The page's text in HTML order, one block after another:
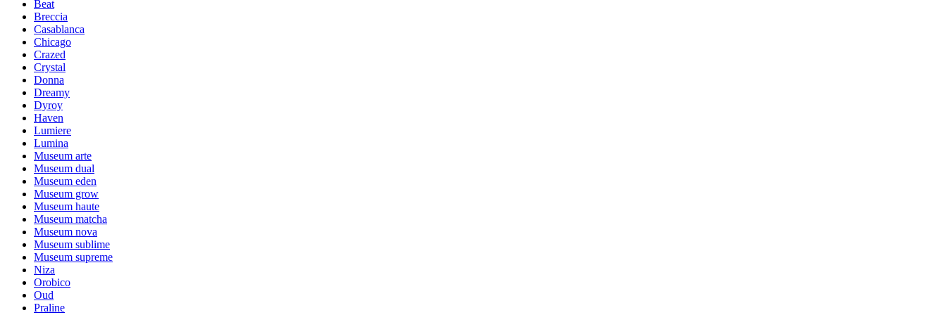
Beat
Breccia
Casablanca
Chicago
Crazed
Crystal
Donna
Dreamy
Dyroy
Haven
Lumiere
Lumina
Museum arte
Museum dual
Museum eden
Museum grow
Museum haute
Museum matcha
Museum nova
Museum sublime
Museum supreme
Niza
Orobico
Oud
Praline